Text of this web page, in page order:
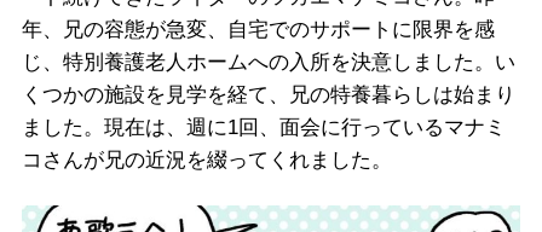
年、兄の容態が急変、自宅でのサポートに限界を感
じ、特別養護老人ホームへの入所を決意しました。い
くつかの施設を見学を経て、兄の特養暮らしは始まり
ました。現在は、週に1回、面会に行っているマナミ
コさんが兄の近況を綴ってくれました。